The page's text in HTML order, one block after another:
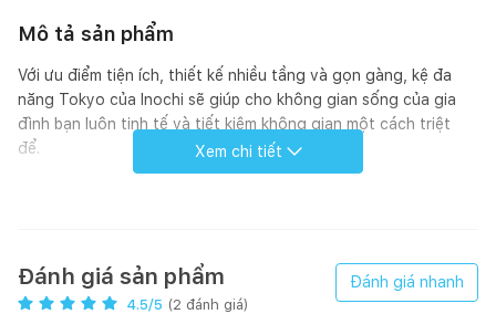
Mô tả sản phẩm
Với ưu điểm tiện ích, thiết kế nhiều tầng và gọn gàng, kệ đa
năng Tokyo của Inochi sẽ giúp cho không gian sống của gia
đình bạn luôn tinh tế và tiết kiệm không gian một cách triệt
để.
Dễ dàng tùy biến cho nhiều không gian như nhà bếp, phòng
ngủ, nhà vệ sinh,...
Xem chi tiết
Đánh giá sản phẩm
4.5/5 (2 đánh giá)
Đánh giá nhanh